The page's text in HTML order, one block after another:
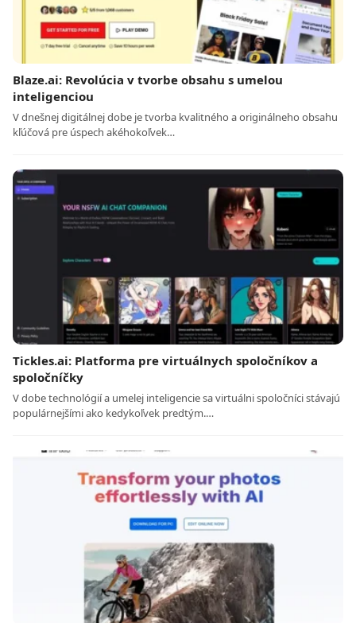
Blaze.ai: Revolúcia v tvorbe obsahu s umelou
inteligenciou
V dnešnej digitálnej dobe je tvorba kvalitného a originálneho obsahu
kľúčová pre úspech akéhokoľvek…
Tickles.ai: Platforma pre virtuálnych spoločníkov a
spoločníčky
V dobe technológií a umelej inteligencie sa virtuálni spoločníci stávajú
populárnejšími ako kedykoľvek predtým.…